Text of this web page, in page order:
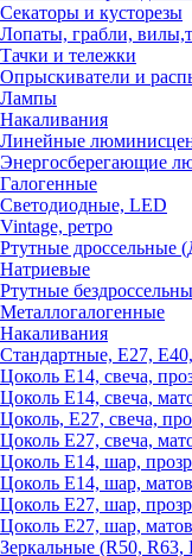
Секаторы и кусторезы
Лопаты, грабли,
Тачки и тележки
Опрыскиватели и
Лампы
Накаливания
Линейные
Энергосберегающие
Галогенные
Светодиодные, LED
Vintage, ретро
Ртутные дроссельные
Натриевые
Ртутные
Металлогалогенные
Накаливания
Стандартные, Е27,
Цоколь Е14, свеча,
Цоколь Е14, свеча,
Цоколь, Е27, свеча,
Цоколь Е27, свеча,
Цоколь Е14, шар,
Цоколь Е14, шар,
Цоколь Е27, шар,
Цоколь Е27, шар,
Зеркальные (R50, R63,